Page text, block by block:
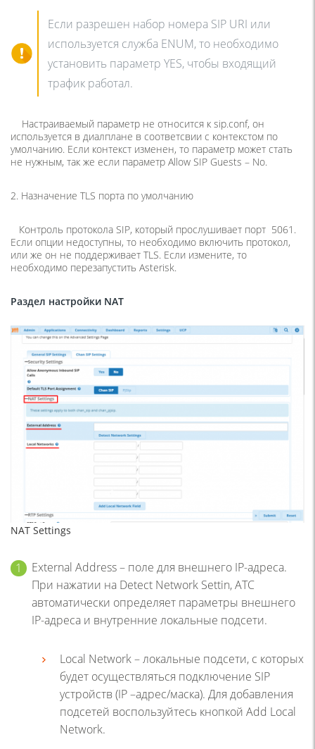
Если разрешен набор номера SIP URI или
используется служба ENUM, то необходимо
установить параметр YES, чтобы входящий
трафик работал.
Настраиваемый параметр не относится к sip.conf, он
используется в диалплане в соответсвии с контекстом по
умолчанию. Если контекст изменен, то параметр может стать
не нужным, так же если параметр Allow SIP Guests – No.
2. Назначение TLS порта по умолчанию
Контроль протокола SIP, который прослушивает порт 5061.
Если опции недоступны, то необходимо включить протокол,
или же он не поддерживает TLS. Если измените, то
необходимо перезапустить Asterisk.
Раздел настройки NAT
NAT Settings
External Address – поле для внешнего IP-адреса.
При нажатии на Detect Network Settin, АТС
автоматически определяет параметры внешнего
IP-адреса и внутренние локальные подсети.
Local Network – локальные подсети, с которых
будет осуществляться подключение SIP
устройств (IP –адрес/маска). Для добавления
подсетей воспользуйтесь кнопкой Add Local
Network.